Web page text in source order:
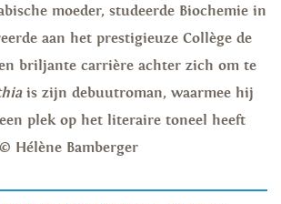
moeder, studeerde Biochemie in
aan het prestigieuze Collège de
briljante carrière achter zich om te
is zijn debuutroman, waarmee hij
plek op het literaire toneel heeft
Hélène Bamberger